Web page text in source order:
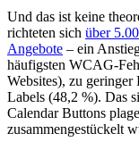
Und das ist keine
richteten sich über
Angebote – ein
häufigsten WCAG-
Websites), zu
Labels (48,2 %). Das
Calendar Buttons
zusammengestückelt